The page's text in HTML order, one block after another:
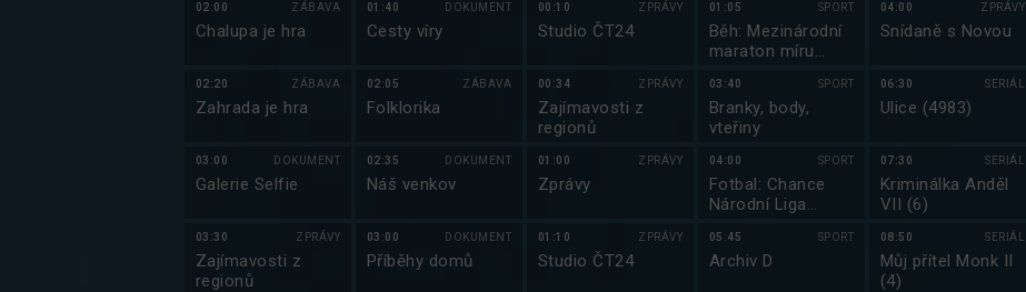
02:00 ZÁBAVA
Chalupa je hra
02:20 ZÁBAVA
Zahrada je hra
03:00 DOKUMENT
Galerie Selfie
03:30 ZPRÁVY
Zajímavosti z
regionů
01:40 DOKUMENT
Cesty víry
02:05 ZÁBAVA
Folklorika
02:35 DOKUMENT
Náš venkov
03:00 DOKUMENT
Příběhy domů
00:10 ZPRÁVY
Studio ČT24
00:34 ZPRÁVY
Zajímavosti z
regionů
01:00 ZPRÁVY
Zprávy
01:10 ZPRÁVY
Studio ČT24
01:05 SPORT
Běh: Mezinárodní
maraton míru
03:40 SPORT
Branky, body,
vteřiny
04:00 SPORT
Fotbal: Chance
Národní Liga
05:45 SPORT
Archiv D
04:00 ZPRÁVY
Snídaně s Novou
06:30 SERIÁL
Ulice (4983)
07:30 SERIÁL
Kriminálka Anděl
VII (6)
08:50 SERIÁL
Můj přítel Monk II
(4)